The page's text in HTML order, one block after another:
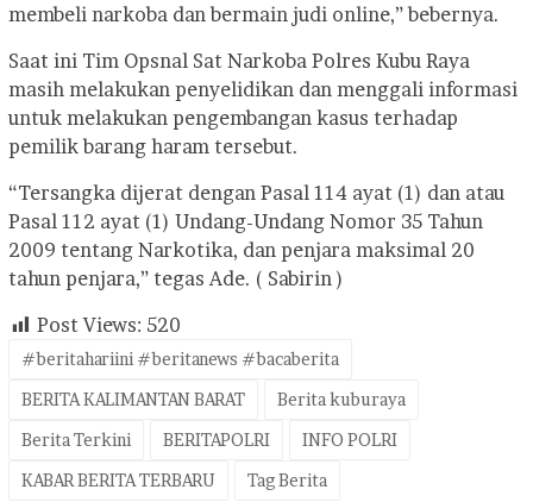
membeli narkoba dan bermain judi online,” bebernya.
Saat ini Tim Opsnal Sat Narkoba Polres Kubu Raya
masih melakukan penyelidikan dan menggali informasi
untuk melakukan pengembangan kasus terhadap
pemilik barang haram tersebut.
“Tersangka dijerat dengan Pasal 114 ayat (1) dan atau
Pasal 112 ayat (1) Undang-Undang Nomor 35 Tahun
2009 tentang Narkotika, dan penjara maksimal 20
tahun penjara,” tegas Ade. ( Sabirin )
Post Views: 520
#beritahariini #beritanews #bacaberita
BERITA KALIMANTAN BARAT
Berita kuburaya
Berita Terkini
BERITAPOLRI
INFO POLRI
KABAR BERITA TERBARU
Tag Berita